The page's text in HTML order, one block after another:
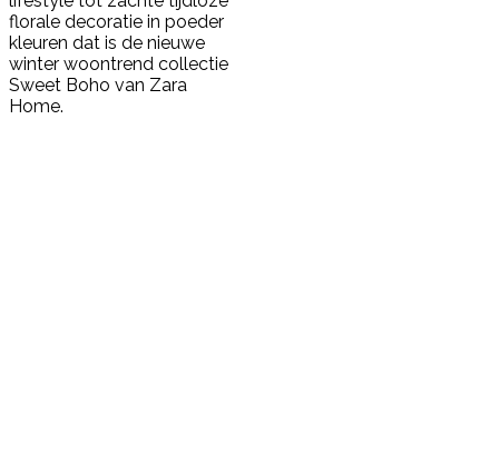
florale decoratie in poeder
kleuren dat is de nieuwe
winter woontrend collectie
Sweet Boho van Zara
Home.